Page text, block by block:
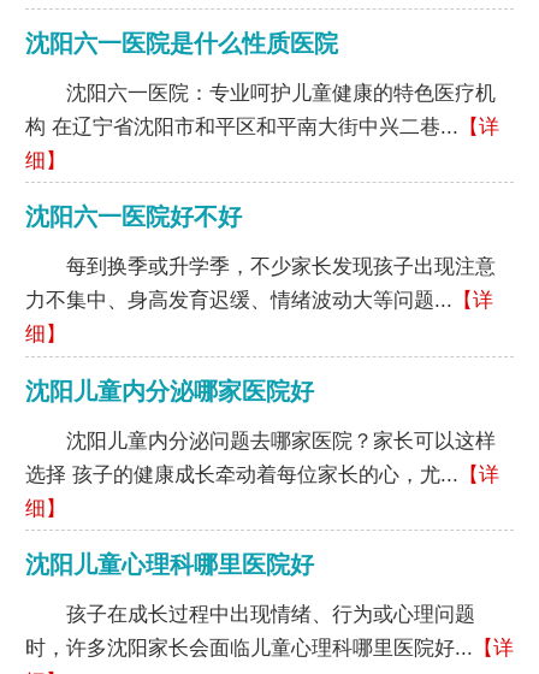
沈阳六一医院是什么性质医院
沈阳六一医院：专业呵护儿童健康的特色医疗机
构 在辽宁省沈阳市和平区和平南大街中兴二巷... 【详
细】
沈阳六一医院好不好
每到换季或升学季，不少家长发现孩子出现注意
力不集中、身高发育迟缓、情绪波动大等问题... 【详
细】
沈阳儿童内分泌哪家医院好
沈阳儿童内分泌问题去哪家医院？家长可以这样
选择 孩子的健康成长牵动着每位家长的心，尤... 【详
细】
沈阳儿童心理科哪里医院好
孩子在成长过程中出现情绪、行为或心理问题
时，许多沈阳家长会面临儿童心理科哪里医院好... 【详